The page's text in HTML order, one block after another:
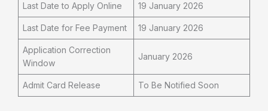
Last Date to Apply Online 19 January 2026
Last Date for Fee Payment 19 January 2026
Application Correction
Window
January 2026
Admit Card Release To Be Notified Soon